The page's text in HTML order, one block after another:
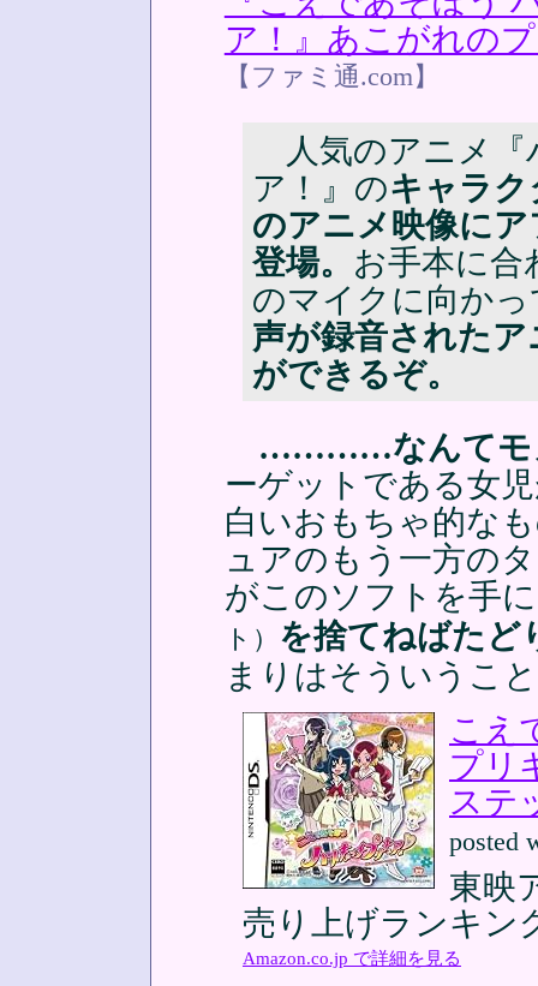
ア！』あこがれの
【ファミ通.com】
人気のアニメ『
ア！』のキャラ
のアニメ映像に
登場。 お手本に合
のマイクに向か
声が録音された
ができるぞ。
…………なんてモ
ーゲットである女
白いおもちゃ的な
ュアのもう一方の
がこのソフトを手
ト） を捨てねばたど
まりはそういうこ
こえ
プリ
ステ
posted
東映
売り上げランキン
Amazon.co.jp で詳細を見る